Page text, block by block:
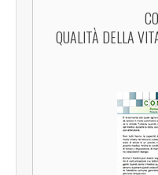
QUALITÀ DELLA